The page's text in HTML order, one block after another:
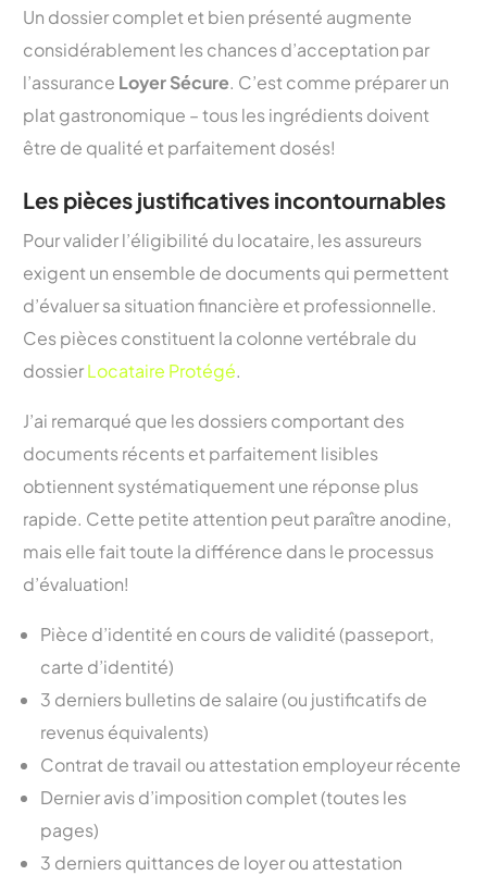
Un dossier complet et bien présenté augmente
considérablement les chances d’acceptation par
l’assurance Loyer Sécure. C’est comme préparer un
plat gastronomique – tous les ingrédients doivent
être de qualité et parfaitement dosés!
Les pièces justificatives incontournables
Pour valider l’éligibilité du locataire, les assureurs
exigent un ensemble de documents qui permettent
d’évaluer sa situation financière et professionnelle.
Ces pièces constituent la colonne vertébrale du
dossierLocataire Protégé.
J’ai remarqué que les dossiers comportant des
documents récents et parfaitement lisibles
obtiennent systématiquement une réponse plus
rapide. Cette petite attention peut paraître anodine,
mais elle fait toute la différence dans le processus
d’évaluation!
Pièce d’identité en cours de validité (passeport,
carte d’identité)
3 derniers bulletins de salaire (ou justificatifs de
revenus équivalents)
Contrat de travail ou attestation employeur récente
Dernier avis d’imposition complet (toutes les
pages)
3 derniers quittances de loyer ou attestation